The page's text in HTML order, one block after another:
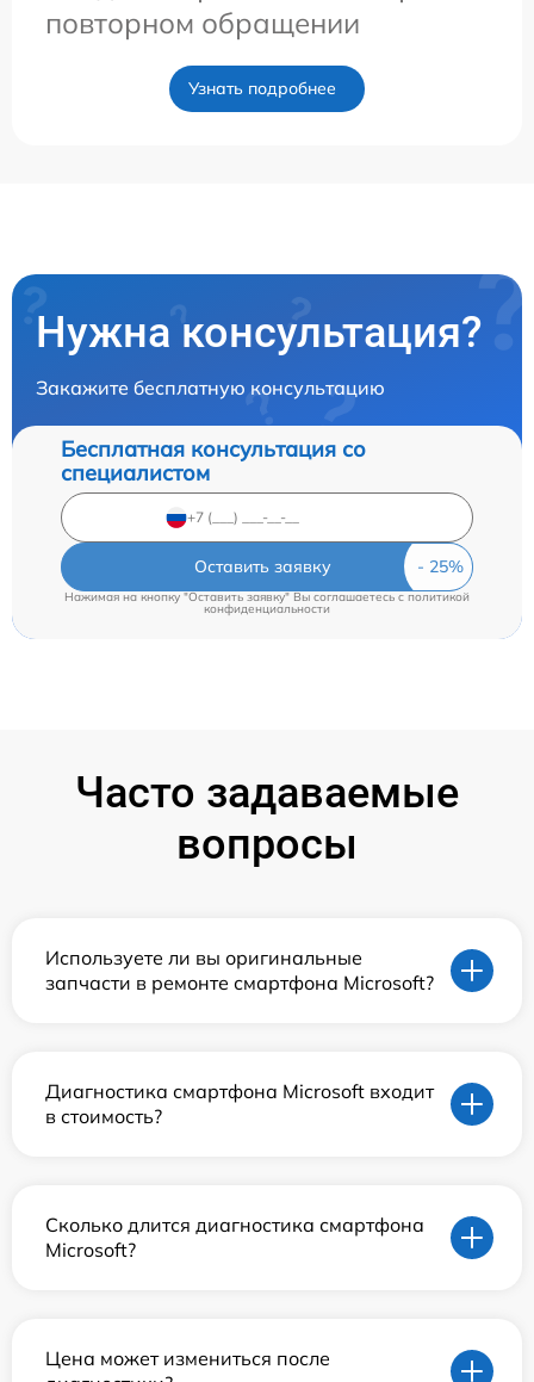
повторном обращении
Узнать подробнее
Нужна консультация?
Закажите бесплатную консультацию
Бесплатная консультация со
специалистом
Оставить заявку
Нажимая на кнопку "Оставить заявку" Вы соглашаетесь cполитикой
конфиденциальности
Часто задаваемые
вопросы
Используете ли вы оригинальные
запчасти в ремонте смартфона Microsoft?
Диагностика смартфона Microsoft входит
в стоимость?
Сколько длится диагностика смартфона
Microsoft?
Цена может измениться после